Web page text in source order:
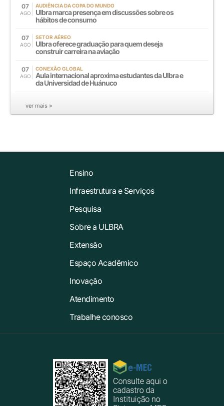
07
AGO
AUDIÊNCIA DA COPA DO MUNDO
Ulbra marca presença em discussões sobre os
hábitos de consumo
07
AGO
SETOR AÉREO
Ulbra oferece graduação para quem deseja
construir carreira na aviação
07
AGO
CONEXÃO GLOBAL
Aula internacional aproxima estudantes da Ulbra e
da Universidad de Huánuco
ver mais »
Ensino
Infraestrutura e Serviços
Pesquisa
Sobre a ULBRA
Extensão
Espaço Acadêmico
Inovação
Atendimento
Trabalhe conosco